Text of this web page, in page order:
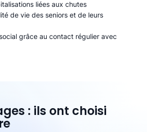
liées aux chutes
de vie des seniors et de leurs
grâce au contact régulier avec
: ils ont choisi